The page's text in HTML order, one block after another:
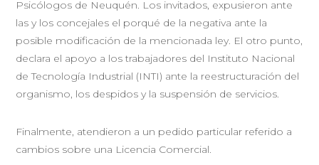
Psicólogos de Neuquén. Los invitados, expusieron ante
las y los concejales el porqué de la negativa ante la
posible modificación de la mencionada ley. El otro punto,
declara el apoyo a los trabajadores del Instituto Nacional
de Tecnología Industrial (INTI) ante la reestructuración del
organismo, los despidos y la suspensión de servicios.
Finalmente, atendieron a un pedido particular referido a
cambios sobre una Licencia Comercial.